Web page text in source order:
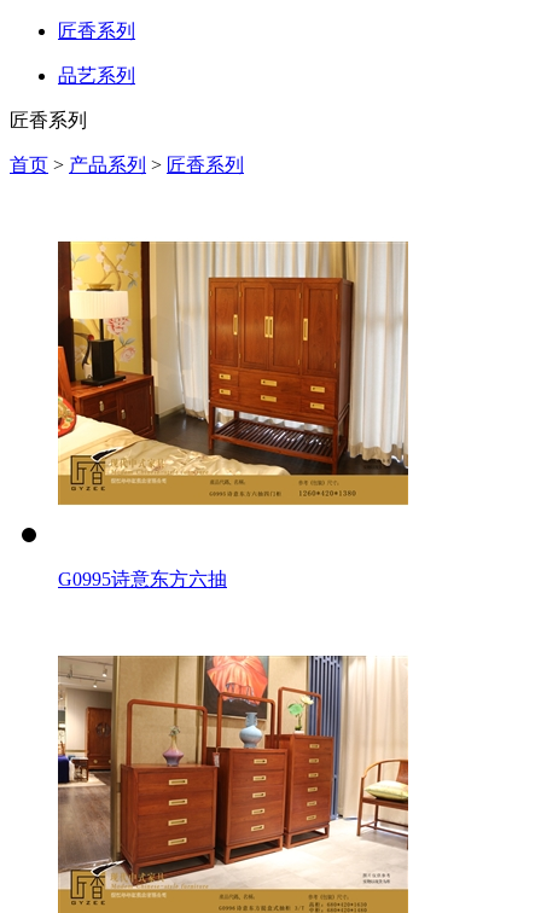
匠香系列
品艺系列
匠香系列
首页 > 产品系列 > 匠香系列
G0995诗意东方六抽